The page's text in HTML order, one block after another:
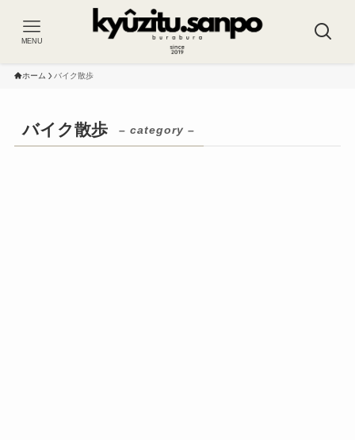
MENU
ホーム バイク散歩
バイク散歩 – category –